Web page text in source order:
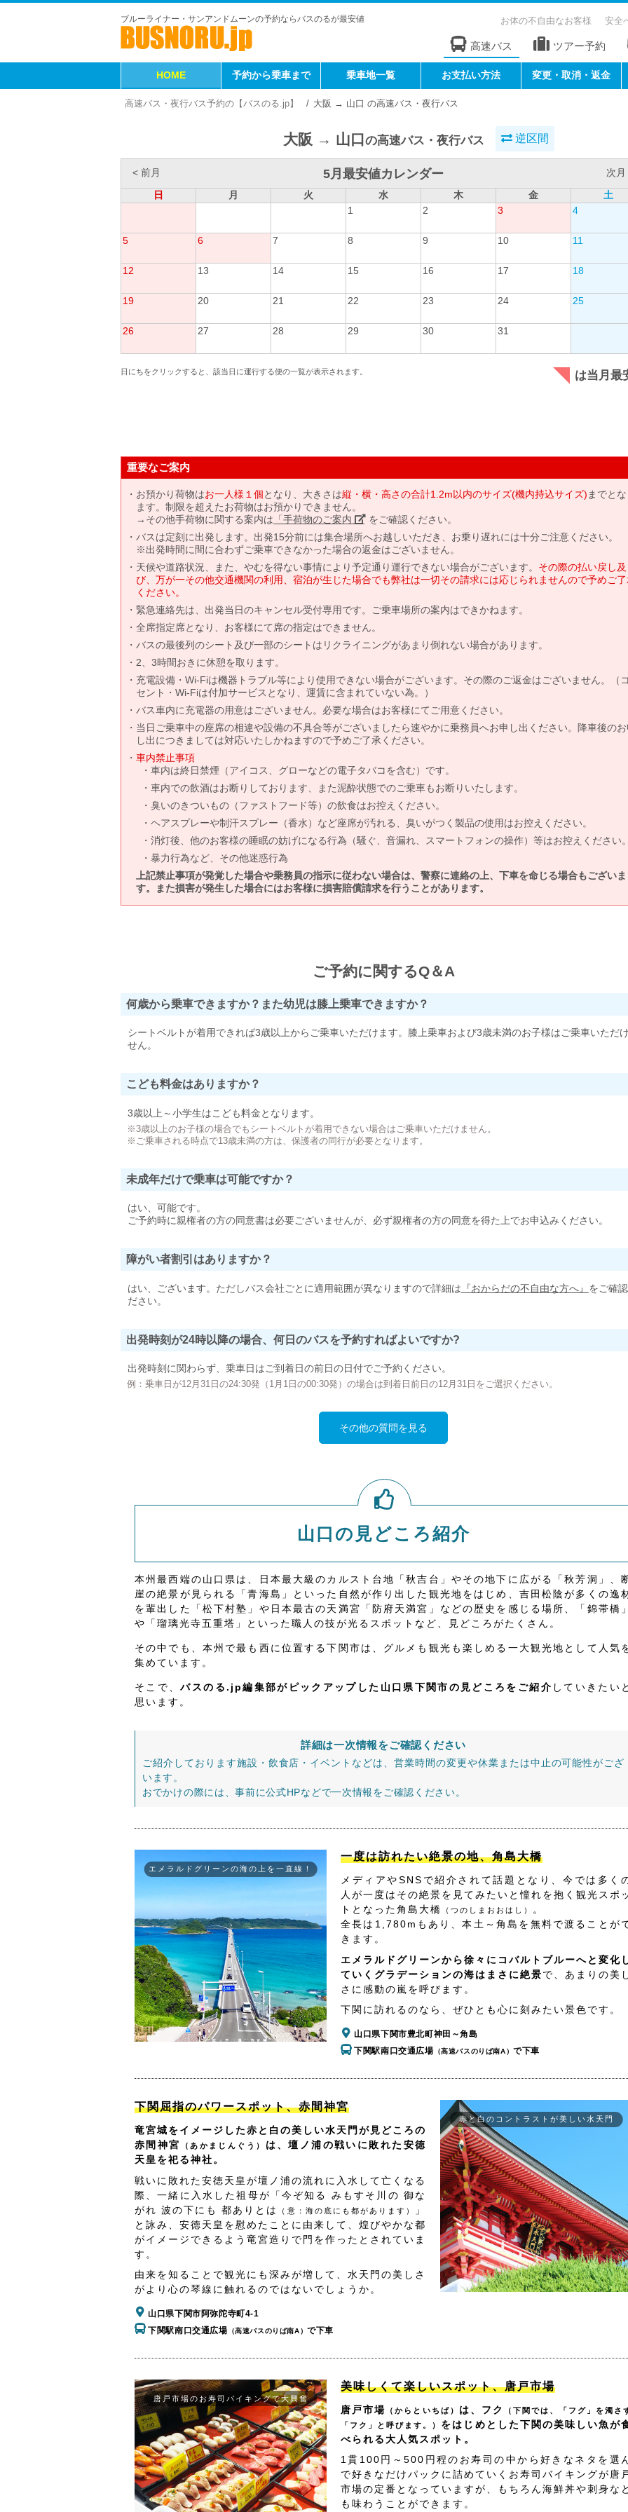
ブルーライナー・サンアンドムーンの予約ならバスのるが最安値 お体の不自由なお客様 安全
高速バス ツアー予約
HOME 予約から乗車まで 乗車地一覧 お支払い方法 変更・取消・返金
高速バス・夜行バス予約の【バスのる.jp】 大阪 → 山口 の高速バス・夜行バス
大阪 → 山口の高速バス・夜行バス 逆区間
< 前月 5月最安値カレンダー
次月
日
月 火 水 木 金
土
1
2 3 4
5 6 7 8 9 10 11
12 13 14 15 16 17 18
19 20 21 22 23 24 25
26 27 28 29 30 31
日にちをクリックすると、該当日に運行する便の一覧が表示されます。 は当月最
重要なご案内
お預かり荷物はお一人様１個となり、大きさは縦・横・高さの合計1.2m以内のサイズ(機内持込サイズ) までと
ます。制限を超えたお荷物はお預かりできません。
→その他手荷物に関する案内は 「手荷物のご案内」 をご確認ください。
バスは定刻に出発します。出発15分前には集合場所へお越しいただき、お乗り遅れには十分ご注意ください。
※出発時間に間に合わずご乗車できなかった場合の返金はございません。
天候や道路状況、また、やむを得ない事情により予定通り運行できない場合がございます。 その際の払い戻し及
び、万が一その他交通機関の利用、宿泊が生じた場合でも弊社は一切その請求には応じられませんので予めご
ください。
緊急連絡先は、出発当日のキャンセル受付専用です。ご乗車場所の案内はできかねます。
全席指定席となり、お客様にて席の指定はできません。
バスの最後列のシート及び一部のシートはリクライニングがあまり倒れない場合があります。
2、3時間おきに休憩を取ります。
充電設備・Wi-Fiは機器トラブル等により使用できない場合がございます。その際のご返金はございません。（
セント・Wi-Fiは付加サービスとなり、運賃に含まれていない為。）
バス車内に充電器の用意はございません。必要な場合はお客様にてご用意ください。
当日ご乗車中の座席の相違や設備の不具合等がございましたら速やかに乗務員へお申し出ください。降車後の
し出につきましては対応いたしかねますので予めご了承ください。
車内禁止事項
車内は終日禁煙（アイコス、グローなどの電子タバコを含む）です。
車内での飲酒はお断りしております、また泥酔状態でのご乗車もお断りいたします。
臭いのきついもの（ファストフード等）の飲食はお控えください。
ヘアスプレーや制汗スプレー（香水）など座席が汚れる、臭いがつく製品の使用はお控えください。
消灯後、他のお客様の睡眠の妨げになる行為（騒ぐ、音漏れ、スマートフォンの操作）等はお控えください
暴力行為など、その他迷惑行為
上記禁止事項が発覚した場合や乗務員の指示に従わない場合は、警察に連絡の上、下車を命じる場合もございま
す。また損害が発生した場合にはお客様に損害賠償請求を行うことがあります。
ご予約に関するQ＆A
何歳から乗車できますか？また幼児は膝上乗車できますか？
シートベルトが着用できれば3歳以上からご乗車いただけます。膝上乗車および3歳未満のお子様はご乗車いただ
せん。
こども料金はありますか？
3歳以上～小学生はこども料金となります。
※3歳以上のお子様の場合でもシートベルトが着用できない場合はご乗車いただけません。
※ご乗車される時点で13歳未満の方は、保護者の同行が必要となります。
未成年だけで乗車は可能ですか？
はい、可能です。
ご予約時に親権者の方の同意書は必要ございませんが、必ず親権者の方の同意を得た上でお申込みください。
障がい者割引はありますか？
はい、ございます。ただしバス会社ごとに適用範囲が異なりますので詳細は 『おからだの不自由な方へ』 をご確
ださい。
出発時刻が24時以降の場合、何日のバスを予約すればよいですか?
出発時刻に関わらず、乗車日はご到着日の前日の日付でご予約ください。
例：乗車日が12月31日の24:30発（1月1日の00:30発）の場合は到着日前日の12月31日をご選択ください。
その他の質問を見る
山口の見どころ紹介
本州最西端の山口県は、日本最大級のカルスト台地「秋吉台」やその地下に広がる「秋芳洞」、
崖の絶景が見られる「青海島」といった自然が作り出した観光地をはじめ、吉田松陰が多くの逸
を輩出した「松下村塾」や日本最古の天満宮「防府天満宮」などの歴史を感じる場所、「錦帯橋
や「瑠璃光寺五重塔」といった職人の技が光るスポットなど、見どころがたくさん。
その中でも、本州で最も西に位置する下関市は、グルメも観光も楽しめる一大観光地として人気
集めています。
そこで、バスのる.jp編集部がピックアップした山口県下関市の見どころをご紹介 していきたい
思います。
詳細は一次情報をご確認ください
ご紹介しております施設・飲食店・イベントなどは、営業時間の変更や休業または中止の可能性がござ
います。
おでかけの際には、事前に公式HPなどで一次情報をご確認ください。
エメラルドグリーンの海の上を一直線！
一度は訪れたい絶景の地、角島大橋
メディアやSNSで紹介されて話題となり、今では多く
人が一度はその絶景を見てみたいと憧れを抱く観光スポ
トとなった角島大橋
（つのしまおおはし） 。
全長は1,780mもあり、本土～角島を無料で渡ることが
きます。
エメラルドグリーンから徐々にコバルトブルーへと変化
ていくグラデーションの海はまさに絶景で、あまりの美
さに感動の嵐を呼びます。
下関に訪れるのなら、ぜひとも心に刻みたい景色です。
山口県下関市豊北町神田～角島
下関駅南口交通広場 （高速バスのりば南A）で下車
下関屈指のパワースポット、赤間神宮
竜宮城をイメージした赤と白の美しい水天門が見どころの
赤間神宮
（あかまじんぐう）
は、壇ノ浦の戦いに敗れた安徳
天皇を祀る神社。
戦いに敗れた安徳天皇が壇ノ浦の流れに入水して亡くなる
際、一緒に入水した祖母が「今ぞ知る みもすそ川の 御な
がれ 波の下にも 都ありとは
（意：海の底にも都があります）
」
と詠み、安徳天皇を慰めたことに由来して、煌びやかな都
がイメージできるよう竜宮造りで門を作ったとされていま
す。
由来を知ることで観光にも深みが増して、水天門の美しさ
がより心の琴線に触れるのではないでしょうか。
山口県下関市阿弥陀寺町4-1
下関駅南口交通広場 （高速バスのりば南A）で下車
赤と白のコントラストが美しい水天門
唐戸市場のお寿司バイキングで大興奮
美味しくて楽しいスポット、唐戸市場
唐戸市場 （からといちば） は、フク
（下関では、「フグ」を濁さ
「フク」と呼びます。） をはじめとした下関の美味しい魚が
べられる大人気スポット。
1貫100円～500円程のお寿司の中から好きなネタを選
で好きなだけパックに詰めていくお寿司バイキングが唐
市場の定番となっていますが、もちろん海鮮丼や刺身な
も味わうことができます。